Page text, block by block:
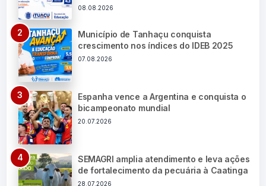
08.08.2026
Município de Tanhaçu conquista
crescimento nos índices do IDEB 2025
07.08.2026
Espanha vence a Argentina e conquista o
bicampeonato mundial
20.07.2026
SEMAGRI amplia atendimento e leva ações
de fortalecimento da pecuária à Caatinga
28.07.2026